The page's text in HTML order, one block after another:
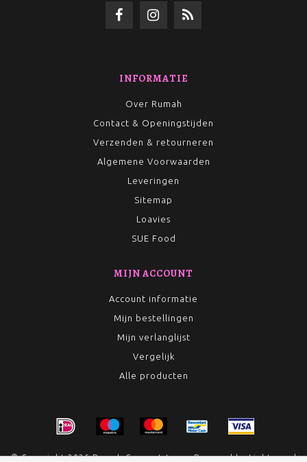
INFORMATIE
Over Rumah
Contact & Openingstijden
Verzenden & retourneren
Algemene Voorwaarden
Leveringen
Sitemap
Loavies
SUE Food
MIJN ACCOUNT
Account informatie
Mijn bestellingen
Mijn verlanglijst
Vergelijk
Alle producten
© Copyright 2026 Rumah Conceptstore - Powered byLightspeed